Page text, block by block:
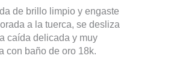
de brillo limpio y engaste
a la tuerca, se desliza
caída delicada y muy
con baño de oro 18k.